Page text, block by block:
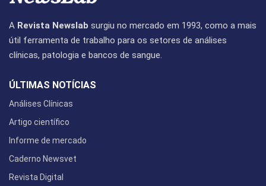
A Revista Newslab surgiu no mercado em 1993, como a mais
útil ferramenta de trabalho para os setores de análises
clínicas, patologia e bancos de sangue.
ÚLTIMAS NOTÍCIAS
Análises Clínicas
Artigo científico
Informe de mercado
Caderno Newsvet
Revista Digital